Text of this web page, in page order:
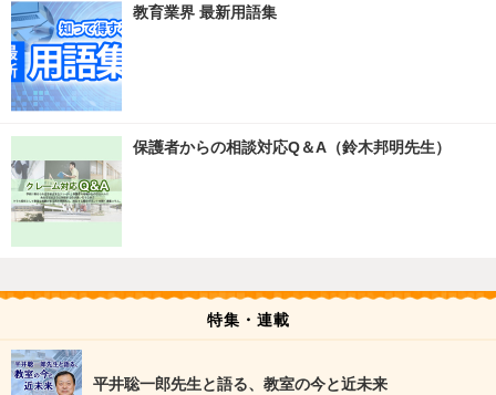
教育業界 最新用語集
保護者からの相談対応Q＆A（鈴木邦明先生）
特集・連載
平井聡一郎先生と語る、教室の今と近未来